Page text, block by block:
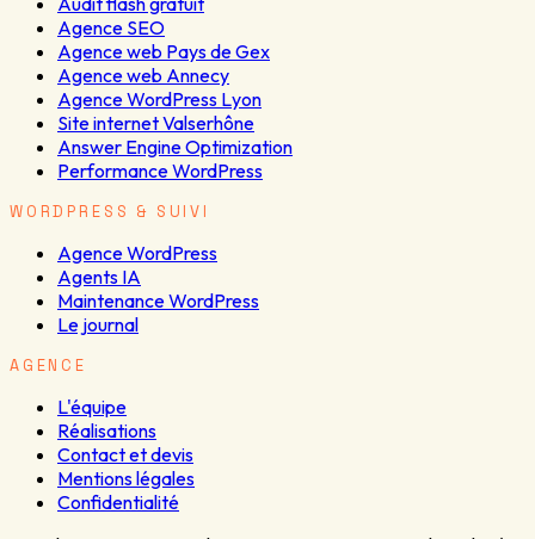
Agence SEO
Agence web Pays de Gex
Agence web Annecy
Agence WordPress Lyon
Site internet Valserhône
Answer Engine Optimization
Performance WordPress
WORDPRESS & SUIVI
Agence WordPress
Agents IA
Maintenance WordPress
Le journal
AGENCE
L'équipe
Réalisations
Contact et devis
Mentions légales
Confidentialité